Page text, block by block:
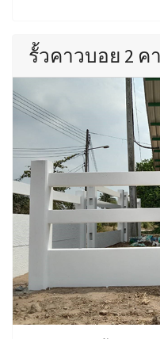
รั้วคาวบอย 2 ค